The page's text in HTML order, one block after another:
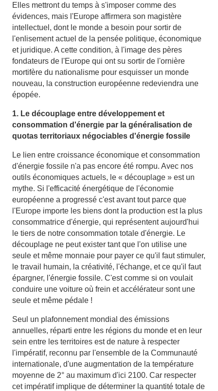
Elles mettront du temps à s'imposer comme des
évidences, mais l'Europe affirmera son magistère
intellectuel, dont le monde a besoin pour sortir de
l'enlisement actuel de la pensée politique, économique
et juridique. A cette condition, à l'image des pères
fondateurs de l'Europe qui ont su sortir de l'ornière
mortifère du nationalisme pour esquisser un monde
nouveau, la construction européenne redeviendra une
épopée.
1. Le découplage entre développement et
consommation d'énergie par la généralisation de
quotas territoriaux négociables d'énergie fossile
Le lien entre croissance économique et consommation
d'énergie fossile n'a pas encore été rompu. Avec nos
outils économiques actuels, le « découplage » est un
mythe. Si l'efficacité énergétique de l'économie
européenne a progressé c'est avant tout parce que
l'Europe importe les biens dont la production est la plus
consommatrice d'énergie, qui représentent aujourd'hui
le tiers de notre consommation totale d'énergie. Le
découplage ne peut exister tant que l'on utilise une
seule et même monnaie pour payer ce qu'il faut stimuler,
le travail humain, la créativité, l'échange, et ce qu'il faut
épargner, l'énergie fossile. C'est comme si on voulait
conduire une voiture où frein et accélérateur sont une
seule et même pédale !
Seul un plafonnement mondial des émissions
annuelles, réparti entre les régions du monde et en leur
sein entre les territoires est de nature à respecter
l'impératif, reconnu par l'ensemble de la Communauté
internationale, d'une augmentation de la température
moyenne de 2° au maximum d'ici 2100. Car respecter
cet impératif implique de déterminer la quantité totale de